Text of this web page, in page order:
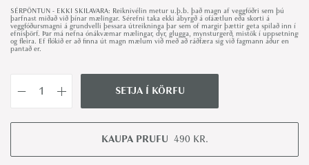
SÉRPÖNTUN - EKKI SKILAVARA: Reiknivélin metur u.þ.b. það magn af veggfóðri sem þú
þarfnast miðað við þínar mælingar. Sérefni taka ekki ábyrgð á ofáætlun eða skorti á
veggfóðursmagni á grundvelli þessara útreikninga þar sem of margir þættir geta spilað inn í
efnisþörf. Þar má nefna ónákvæmar mælingar, dyr, glugga, mynsturgerð, mistök í uppsetningu
og fleira. Ef flókið er að finna út magn mælum við með að ráðfæra sig við fagmann áður en
pantað er.
i
N
SETJA Í KÖRFU
KAUPA PRUFU 490 KR.